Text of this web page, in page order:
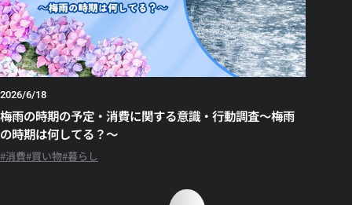
2026/6/18
梅雨の時期の予定・消費に関する意識・行動調査～梅雨
の時期は何してる？～
消費 買い物 暮らし